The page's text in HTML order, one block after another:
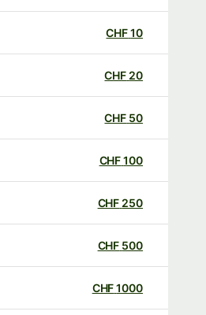
CHF
20
CHF
50
CHF
100
CHF
250
CHF
500
CHF
1000
CHF